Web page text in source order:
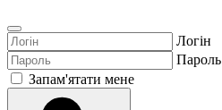
Логін
Пароль
Запам'ятати мене